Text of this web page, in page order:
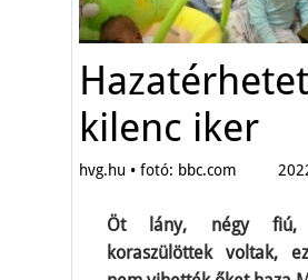
kilenc iker
hvg.hu • fotó: bbc.com
Öt lány, négy fiú,
koraszülöttek voltak,